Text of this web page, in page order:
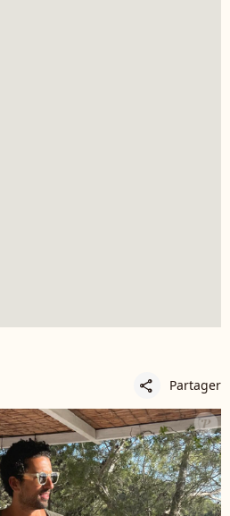
share Partager